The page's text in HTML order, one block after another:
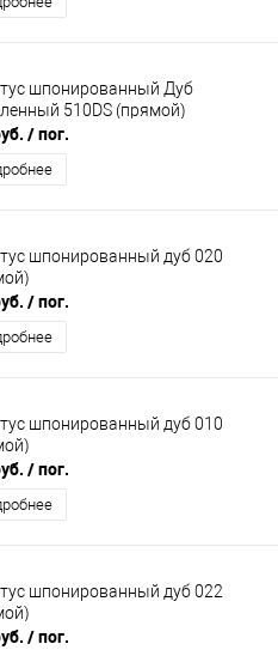
шпонированный Дуб
510DS (прямой)
/ пог.
шпонированный дуб 020
/ пог.
шпонированный дуб 010
/ пог.
шпонированный дуб 022
/ пог.